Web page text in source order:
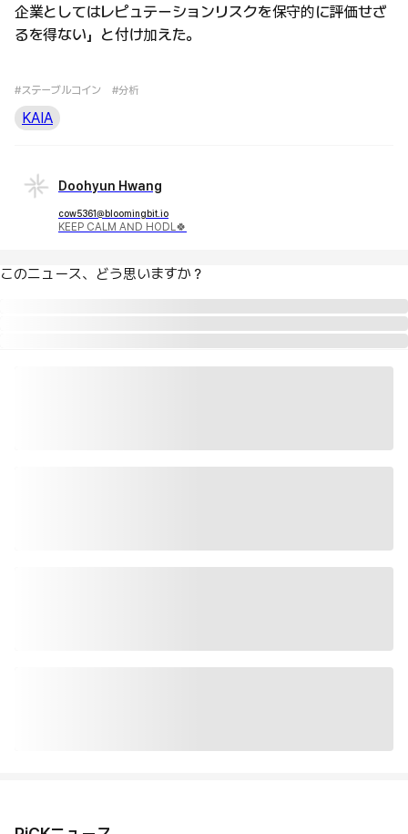
企業としてはレピュテーションリスクを保守的に評価せざ
るを得ない」と付け加えた。
#ステーブルコイン #分析
KAIA
Doohyun Hwang
cow5361@bloomingbit.io
KEEP CALM AND HODL🍀
このニュース、どう思いますか？